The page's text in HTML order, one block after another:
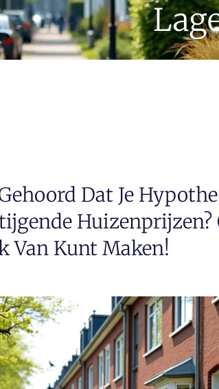
Dat Je
Huizenprijzen?
Van Kunt Maken!